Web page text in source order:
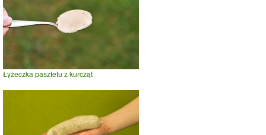
Łyżeczka pasztetu z kurcząt